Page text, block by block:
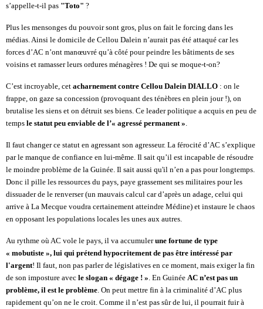
s’appelle-t-il pas "Toto" ?
Plus les mensonges du pouvoir sont gros, plus on fait le forcing dans les
médias. Ainsi le domicile de Cellou Dalein n’aurait pas été attaqué car les
forces d’AC n’ont manœuvré qu’à côté pour peindre les bâtiments de ses
voisins et ramasser leurs ordures ménagères ! De qui se moque-t-on?
C’est incroyable, cet acharnement contre Cellou Dalein DIALLO : on le
frappe, on gaze sa concession (provoquant des ténèbres en plein jour !), on
brutalise les siens et on détruit ses biens. Ce leader politique a acquis en peu de
temps le statut peu enviable de l’« agressé permanent »
Il faut changer ce statut en agressant son agresseur. La férocité d’AC s’explique
par le manque de confiance en lui-même. Il sait qu’il est incapable de résoudre
le moindre problème de la Guinée. Il sait aussi qu'il n’en a pas pour longtemps.
Donc il pille les ressources du pays, paye grassement ses militaires pour les
dissuader de le renverser (un mauvais calcul car d’après un adage, celui qui
arrive à La Mecque voudra certainement atteindre Médine) et instaure le chaos
en opposant les populations locales les unes aux autres.
Au rythme où AC vole le pays, il va accumulerune fortune de type
« mobutiste », lui qui prétend hypocritement de pas être intéressé par
l'argent! Il faut, non pas parler de législatives en ce moment, mais exiger la fin
de son imposture avec le slogan « dégage ! » . En Guinée AC n’est pas un
problème, il est le problème . On peut mettre fin à la criminalité d’AC plus
rapidement qu’on ne le croit. Comme il n’est pas sûr de lui, il pourrait fuir à